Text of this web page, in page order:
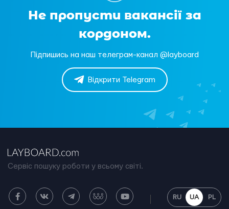
Не пропусти вакансії за
кордоном.
Підпишись на наш телеграм-канал @layboard
Відкрити Telegram
Сервіс пошуку роботи у всьому світі.
RU UA PL